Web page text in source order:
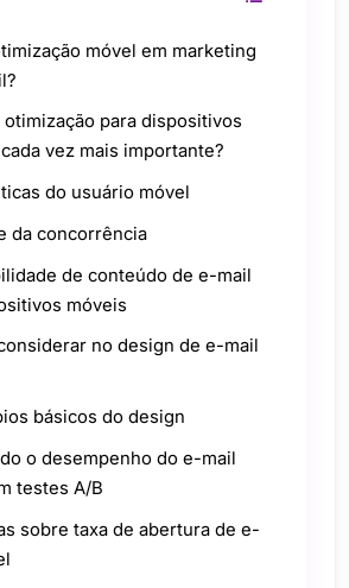
móvel em marketing
otimização para dispositivos
vez mais importante?
do usuário móvel
da concorrência
de conteúdo de e-mail
móveis
no design de e-mail
básicos do design
o desempenho do e-mail
testes A/B
sobre taxa de abertura de e-